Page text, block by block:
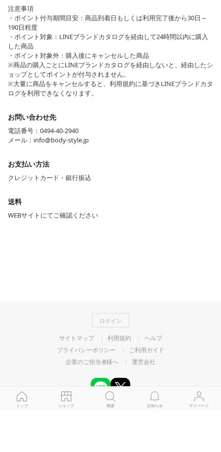
注意事項
・ポイント付与期間目安：商品到着日もしくは利用完了後から30日～
190日程度
・ポイント対象：LINEブランドカタログを経由して24時間以内に購入
した商品
・ポイント対象外：購入後にキャンセルした商品
※商品の購入ごとにLINEブランドカタログを経由しないと、経由したシ
ョップとしてポイントが付与されません。
※大量に商品をキャンセルすると、利用規約に基づきLINEブランドカタ
ログを利用できなくなります。
お問い合わせ先
電話番号：0494-40-2940
メール：info@body-style.jp
お支払い方法
クレジットカード・銀行振込
送料
WEBサイトにてご確認ください
トップ ショップ 検索 お知らせ マイページ
ログイン
サイトマップ 利用規約
ヘルプ
プライバシーポリシー
ご利用ガイド
企業のご担当者様へ
運営会社